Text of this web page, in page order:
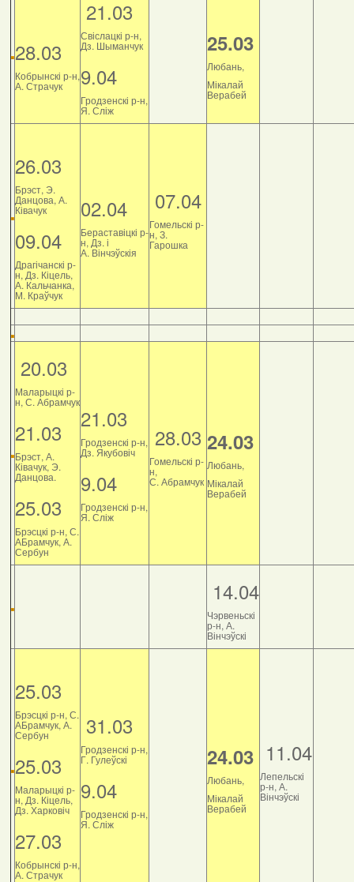
28.03
Кобрынскі р-н,
А. Страчук
21.03
Свіслацкі р-н,
Дз. Шыманчук
9.04
Гродзенскі р-н,
Я. Сліж
25.03
Любань,
Мікалай
Верабей
26.03
Брэст, Э.
Данцова, А.
Ківачук
09.04
Драгічанскі р-
н, Дз. Кіцель,
А. Кальчанка,
М. Краўчук
02.04
Бераставіцкі р-
н, Дз. і
А. Вінчэўскія
07.04
Гомельскі р-
н, З.
Гарошка
20.03
Маларыцкі р-
н, С. Абрамчук
21.03
Брэст, А.
Ківачук, Э.
Данцова.
25.03
Брэсцкі р-н, С.
АБрамчук, А.
Сербун
21.03
Гродзенскі р-н,
Дз. Якубовіч
9.04
Гродзенскі р-н,
Я. Сліж
28.03
Гомельскі р-
н,
С. Абрамчук
24.03
Любань,
Мікалай
Верабей
14.04
Чэрвеньскі
р-н, А.
Вінчэўскі
25.03
Брэсцкі р-н, С.
АБрамчук, А.
Сербун
25.03
Маларыцкі р-
н, Дз. Кіцель,
Дз. Харковіч
27.03
Кобрынскі р-н,
А. Страчук
31.03
Гродзенскі р-н,
Г. Гулеўскі
9.04
Гродзенскі р-н,
Я. Сліж
24.03
Любань,
Мікалай
Верабей
11.04
Лепельскі
р-н, А.
Вінчэўскі